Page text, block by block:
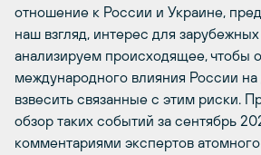
отношение к России и Украине,
наш взгляд, интерес для
анализируем происходящее, чтобы
международного влияния России на
взвесить связанные с этим риски.
обзор таких событий за сентябрь
комментариями экспертов